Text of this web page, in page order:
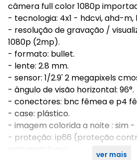
câmera full color 1080p
- tecnologia: 4x1 - hdcvi, ahd-m,
- resolução de gravação /
1080p (2mp).
- formato: bullet.
- lente: 2.8 mm.
- sensor: 1/2.9' 2 megapixels
- ângulo de visão horizontal: 96°.
- conectores: bnc fêmea e p4
- case: plástico.
- imagem colorida a noite : sim
- proteção: ip66 (proteção
antivandalismo.
ver mais